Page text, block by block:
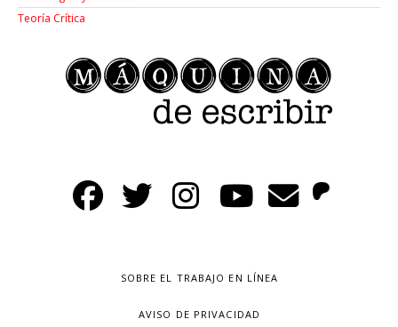
Teoría Crítica
SOBRE EL TRABAJO EN LÍNEA
AVISO DE PRIVACIDAD